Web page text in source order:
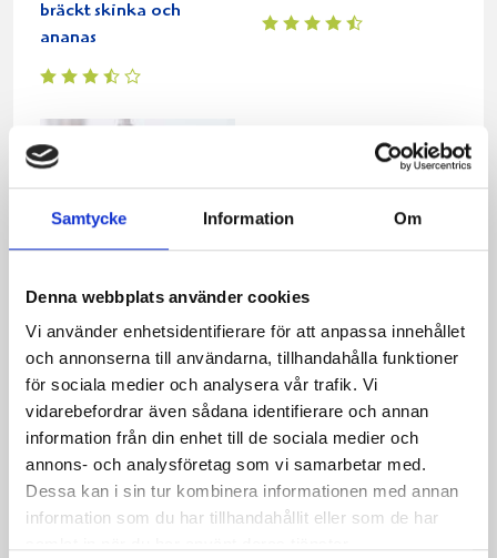
Samtycke Information Om
Denna webbplats använder cookies
Vi använder enhetsidentifierare för att anpassa innehållet
och annonserna till användarna, tillhandahålla funktioner
för sociala medier och analysera vår trafik. Vi
vidarebefordrar även sådana identifierare och annan
information från din enhet till de sociala medier och
annons- och analysföretag som vi samarbetar med.
Dessa kan i sin tur kombinera informationen med annan
information som du har tillhandahållit eller som de har
bräckt skinka och
ananas
Exotisk smoothie
Relaterade recept:
ananas dip
DelaDelaDelaDelaSkriv